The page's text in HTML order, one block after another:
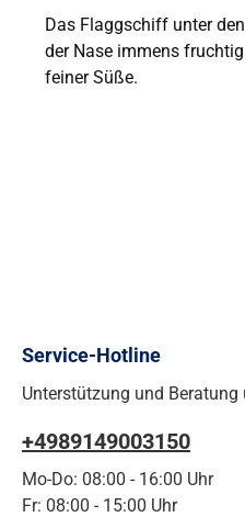
Das Flaggschiff unter
der Nase immens
feiner Süße.
Service-Hotline
Unterstützung und Beratung
+4989149003150
Mo-Do: 08:00 - 16:00 Uhr
Fr: 08:00 - 15:00 Uhr